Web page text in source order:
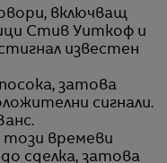
включващ
Стив Уиткоф и
известен
затова
сигнали.
този времеви
сделка, затова